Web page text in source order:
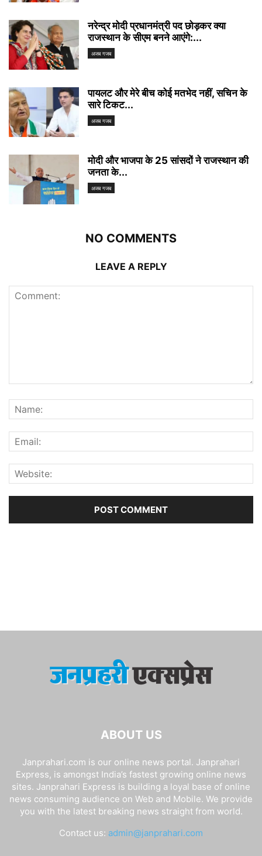
नरेन्द्र मोदी प्रधानमंत्री पद छोड़कर क्या
राजस्थान के सीएम बनने आएंगे:...
अजब गजब
पायलट और मेरे बीच कोई मतभेद नहीं, सचिन के
सारे टिकट...
अजब गजब
मोदी और भाजपा के 25 सांसदों ने राजस्थान की
जनता के...
अजब गजब
NO COMMENTS
LEAVE A REPLY
ABOUT US
Janprahari.com is our online news portal. Janprahari
Express, is amongst India’s fastest growing online news
sites. Janprahari Express is building a loyal base of online
news consuming audience on Web and Mobile. We provide
you with the latest breaking news straight from world.
Contact us: admin@janprahari.com